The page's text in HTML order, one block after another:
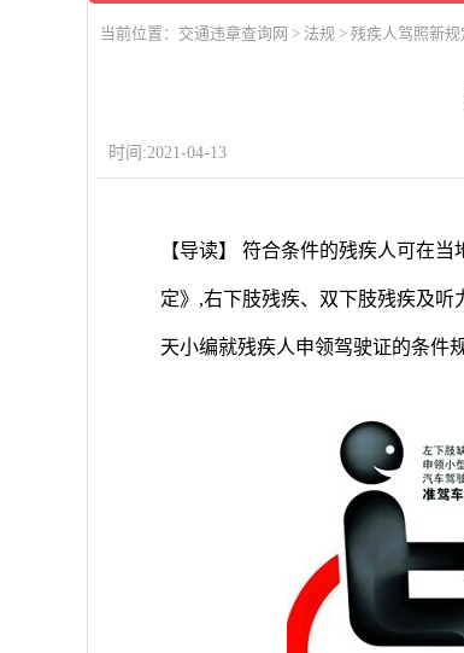
当前位置： 交通违章查询网 > 法规 > 残疾人驾照新规
时间:2021-04-13
【导读】 符合条件的残疾人可在
定》,右下肢残疾、双下肢残疾及
天小编就残疾人申领驾驶证的条件